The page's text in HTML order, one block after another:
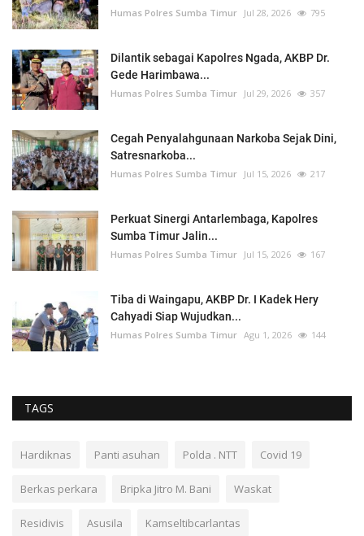
Humas Polres Sumba Timur Jul 28, 2026 795
Dilantik sebagai Kapolres Ngada, AKBP Dr.
Gede Harimbawa...
Humas Polres Sumba Timur Jul 29, 2026 357
Cegah Penyalahgunaan Narkoba Sejak Dini,
Satresnarkoba...
Humas Polres Sumba Timur Jul 15, 2026 217
Perkuat Sinergi Antarlembaga, Kapolres
Sumba Timur Jalin...
Humas Polres Sumba Timur Jul 15, 2026 167
Tiba di Waingapu, AKBP Dr. I Kadek Hery
Cahyadi Siap Wujudkan...
Humas Polres Sumba Timur Agu 1, 2026 144
TAGS
Hardiknas Panti asuhan Polda . NTT Covid 19
Berkas perkara Bripka Jitro M. Bani Waskat
Residivis Asusila Kamseltibcarlantas